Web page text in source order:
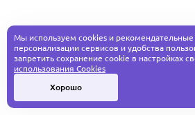
Мы используем cookies и рекомендательные
персонализации сервисов и удобства
запретить сохранение cookie в настройках
использования Cookies
Хорошо